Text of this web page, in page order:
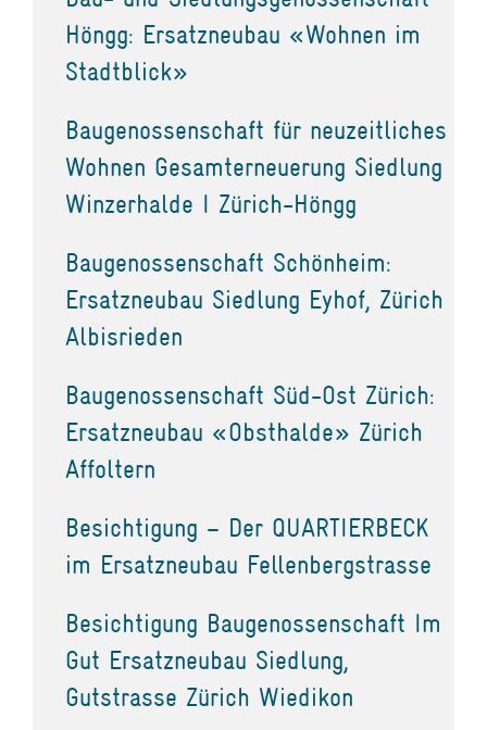
Höngg: Ersatzneubau «Wohnen im
Stadtblick»
Baugenossenschaft für neuzeitliches
Wohnen Gesamterneuerung Siedlung
Winzerhalde I Zürich-Höngg
Baugenossenschaft Schönheim:
Ersatzneubau Siedlung Eyhof, Zürich
Albisrieden
Baugenossenschaft Süd-Ost Zürich:
Ersatzneubau «Obsthalde» Zürich
Affoltern
Besichtigung – Der QUARTIERBECK
im Ersatzneubau Fellenbergstrasse
Besichtigung Baugenossenschaft Im
Gut Ersatzneubau Siedlung,
Gutstrasse Zürich Wiedikon